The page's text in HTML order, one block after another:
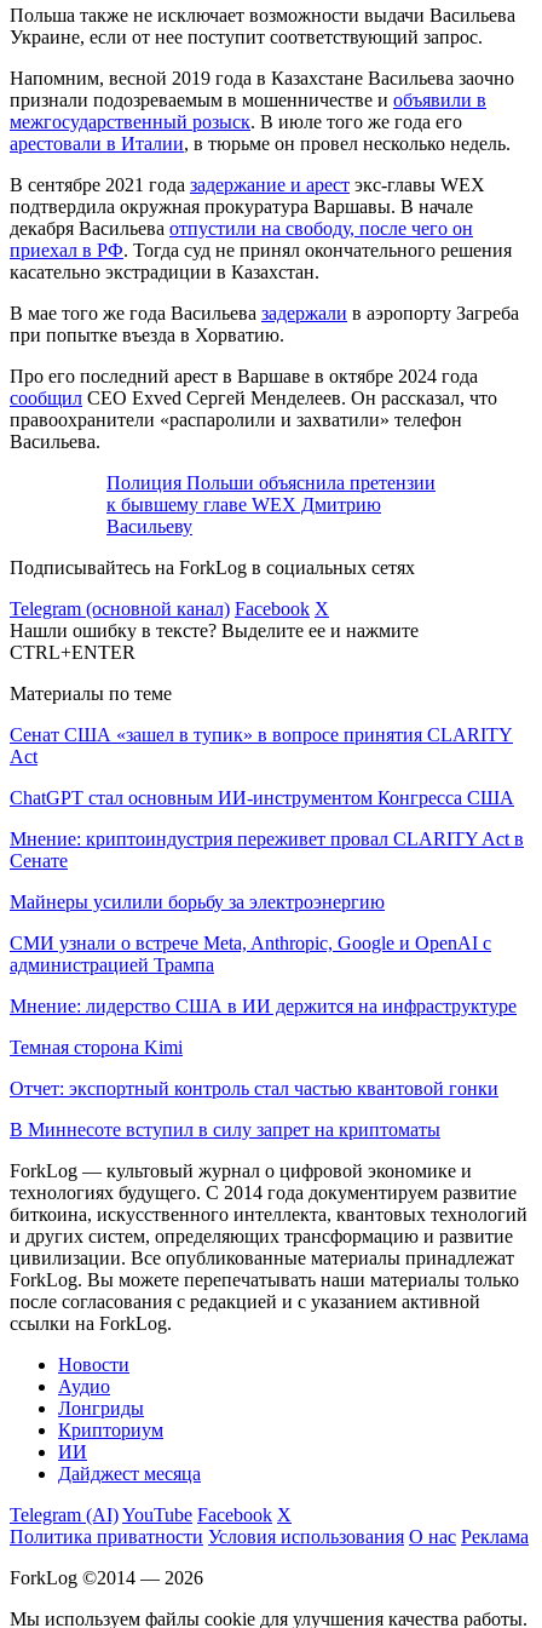
Польша также не исключает возможности выдачи Васильева
Украине, если от нее поступит соответствующий запрос.
Напомним, весной 2019 года в Казахстане Васильева заочно
признали подозреваемым в мошенничестве и объявили в
межгосударственный розыск. В июле того же года его
арестовали в Италии, в тюрьме он провел несколько недель.
В сентябре 2021 года задержание и арест экс-главы WEX
подтвердила окружная прокуратура Варшавы. В начале
декабря Васильева отпустили на свободу, после чего он
приехал в РФ. Тогда суд не принял окончательного решения
касательно экстрадиции в Казахстан.
В мае того же года Васильева задержали в аэропорту Загреба
при попытке въезда в Хорватию.
Про его последний арест в Варшаве в октябре 2024 года
сообщил CEO Exved Сергей Менделеев. Он рассказал, что
правоохранители «распаролили и захватили» телефон
Васильева.
Полиция Польши объяснила претензии
к бывшему главе WEX Дмитрию
Васильеву
Подписывайтесь на ForkLog в социальных сетях
Telegram (основной канал) Facebook X
Нашли ошибку в тексте? Выделите ее и нажмите
CTRL+ENTER
Материалы по теме
Сенат США «зашел в тупик» в вопросе принятия CLARITY
Act
ChatGPT стал основным ИИ-инструментом Конгресса США
Мнение: криптоиндустрия переживет провал CLARITY Act в
Сенате
Майнеры усилили борьбу за электроэнергию
СМИ узнали о встрече Meta, Anthropic, Google и OpenAI с
администрацией Трампа
Мнение: лидерство США в ИИ держится на инфраструктуре
Темная сторона Kimi
Отчет: экспортный контроль стал частью квантовой гонки
В Миннесоте вступил в силу запрет на криптоматы
ForkLog — культовый журнал о цифровой экономике и
технологиях будущего. С 2014 года документируем развитие
биткоина, искусственного интеллекта, квантовых технологий
и других систем, определяющих трансформацию и развитие
цивилизации. Все опубликованные материалы принадлежат
ForkLog. Вы можете перепечатывать наши материалы только
после согласования с редакцией и с указанием активной
ссылки на ForkLog.
Новости
Аудио
Лонгриды
Крипториум
ИИ
Дайджест месяца
Telegram (AI)YouTube Facebook X
Политика приватности Условия использования О нас Реклама
ForkLog ©2014 — 2026
Мы используем файлы cookie для улучшения качества работы.